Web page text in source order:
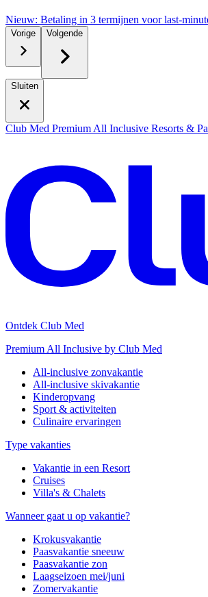
Nieuw: Betaling in 3 termijnen voor last-
Vorige Volgende
Sluiten
Club Med Premium All Inclusive Resorts &
Ontdek Club Med
Premium All Inclusive by Club Med
All-inclusive zonvakantie
All-inclusive skivakantie
Kinderopvang
Sport & activiteiten
Culinaire ervaringen
Type vakanties
Vakantie in een Resort
Cruises
Villa's & Chalets
Wanneer gaat u op vakantie?
Krokusvakantie
Paasvakantie sneeuw
Paasvakantie zon
Laagseizoen mei/juni
Zomervakantie